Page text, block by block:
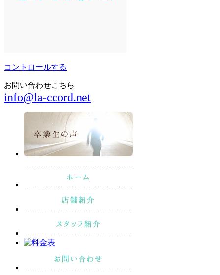
コントロールする
お問い合わせこちら
info@la-ccord.net